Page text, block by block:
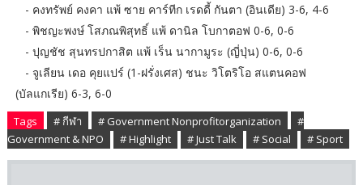
- คงทรัพย์ คงคา แพ้ ซาย คาร์ทีก เรดดี้ กันตา (อินเดีย) 3-6, 4-6
- พิชญะพงษ์ โสภณพิสุทธิ์ แพ้ ดานิล โบกาตอฟ 0-6, 0-6
- ปุญชัช สุนทรปกาสิต แพ้ เร็น นากามูระ (ญี่ปุ่น) 0-6, 0-6
- จูเลียน เดอ คุยแปร์ (1-ฝรั่งเศส) ชนะ วิโตริโอ สแตนคอฟ
(บัลแกเรีย) 6-3, 6-0
Tags # กีฬา # Government Nonprofitorganization
#
Government & NPO
# Highlight # Just Talk # Social # Sport